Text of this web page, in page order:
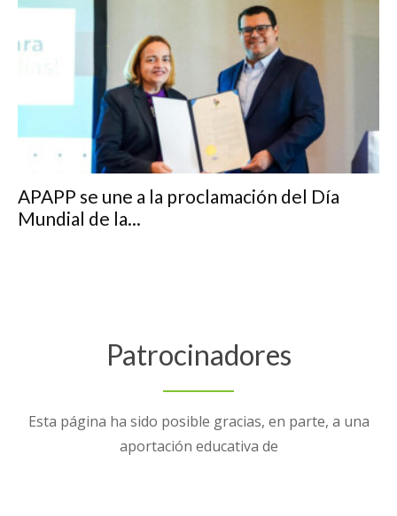
APAPP se une a la proclamación del Día
Mundial de la...
Patrocinadores
Esta página ha sido posible gracias, en parte, a una
aportación educativa de